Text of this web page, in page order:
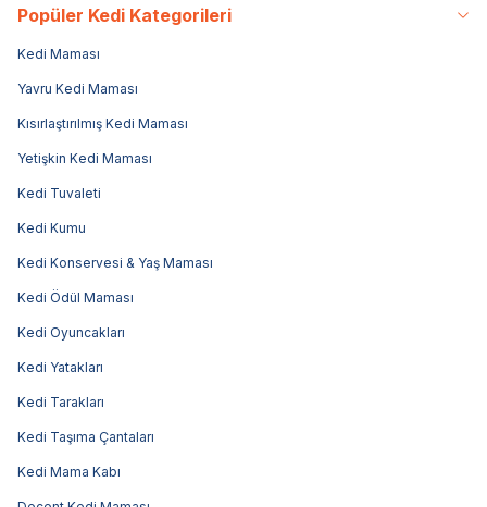
Popüler Kedi Kategorileri
Kedi Maması
Yavru Kedi Maması
Kısırlaştırılmış Kedi Maması
Yetişkin Kedi Maması
Kedi Tuvaleti
Kedi Kumu
Kedi Konservesi & Yaş Maması
Kedi Ödül Maması
Kedi Oyuncakları
Kedi Yatakları
Kedi Tarakları
Kedi Taşıma Çantaları
Kedi Mama Kabı